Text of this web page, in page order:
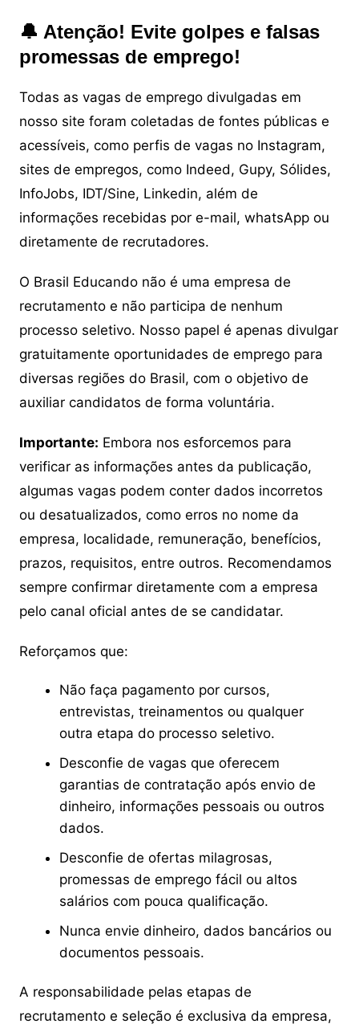
🔔 Atenção! Evite golpes e falsas
promessas de emprego!
Todas as vagas de emprego divulgadas em
nosso site foram coletadas de fontes públicas e
acessíveis, como perfis de vagas no Instagram,
sites de empregos, como Indeed, Gupy, Sólides,
InfoJobs, IDT/Sine, Linkedin, além de
informações recebidas por e-mail, whatsApp ou
diretamente de recrutadores.
O Brasil Educando não é uma empresa de
recrutamento e não participa de nenhum
processo seletivo. Nosso papel é apenas divulgar
gratuitamente oportunidades de emprego para
diversas regiões do Brasil, com o objetivo de
auxiliar candidatos de forma voluntária.
Importante: Embora nos esforcemos para
verificar as informações antes da publicação,
algumas vagas podem conter dados incorretos
ou desatualizados, como erros no nome da
empresa, localidade, remuneração, benefícios,
prazos, requisitos, entre outros. Recomendamos
sempre confirmar diretamente com a empresa
pelo canal oficial antes de se candidatar.
Reforçamos que:
Não faça pagamento por cursos,
entrevistas, treinamentos ou qualquer
outra etapa do processo seletivo.
Desconfie de vagas que oferecem
garantias de contratação após envio de
dinheiro, informações pessoais ou outros
dados.
Desconfie de ofertas milagrosas,
promessas de emprego fácil ou altos
salários com pouca qualificação.
Nunca envie dinheiro, dados bancários ou
documentos pessoais.
A responsabilidade pelas etapas de
recrutamento e seleção é exclusiva da empresa,